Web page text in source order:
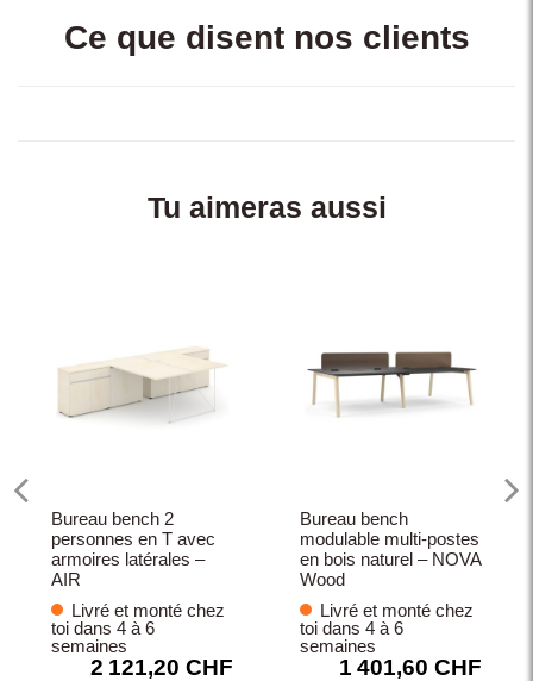
Ce que disent nos clients
Tu aimeras aussi
Bureau bench 2
personnes en T avec
armoires latérales –
AIR
Livré et monté chez
toi dans 4 à 6
semaines
2 121,20 CHF
Bureau bench
modulable multi-postes
en bois naturel – NOVA
Wood
Livré et monté chez
toi dans 4 à 6
semaines
1 401,60 CHF